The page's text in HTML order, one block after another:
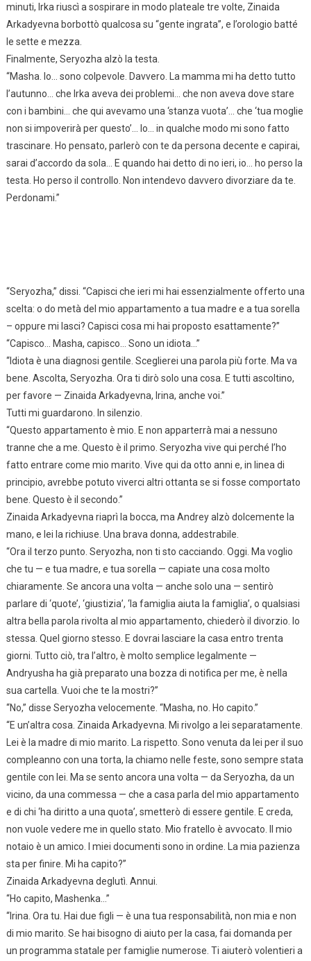
minuti, Irka riuscì a sospirare in modo plateale tre volte, Zinaida
Arkadyevna borbottò qualcosa su “gente ingrata”, e l’orologio batté
le sette e mezza.
Finalmente, Seryozha alzò la testa.
“Masha. Io… sono colpevole. Davvero. La mamma mi ha detto tutto
l’autunno… che Irka aveva dei problemi… che non aveva dove stare
con i bambini… che qui avevamo una ‘stanza vuota’… che ‘tua moglie
non si impoverirà per questo’… Io… in qualche modo mi sono fatto
trascinare. Ho pensato, parlerò con te da persona decente e capirai,
sarai d’accordo da sola… E quando hai detto di no ieri, io… ho perso la
testa. Ho perso il controllo. Non intendevo davvero divorziare da te.
Perdonami.”
“Seryozha,” dissi. “Capisci che ieri mi hai essenzialmente offerto una
scelta: o do metà del mio appartamento a tua madre e a tua sorella
– oppure mi lasci? Capisci cosa mi hai proposto esattamente?”
“Capisco… Masha, capisco… Sono un idiota…”
“Idiota è una diagnosi gentile. Sceglierei una parola più forte. Ma va
bene. Ascolta, Seryozha. Ora ti dirò solo una cosa. E tutti ascoltino,
per favore — Zinaida Arkadyevna, Irina, anche voi.”
Tutti mi guardarono. In silenzio.
“Questo appartamento è mio. E non apparterrà mai a nessuno
tranne che a me. Questo è il primo. Seryozha vive qui perché l’ho
fatto entrare come mio marito. Vive qui da otto anni e, in linea di
principio, avrebbe potuto viverci altri ottanta se si fosse comportato
bene. Questo è il secondo.”
Zinaida Arkadyevna riaprì la bocca, ma Andrey alzò dolcemente la
mano, e lei la richiuse. Una brava donna, addestrabile.
“Ora il terzo punto. Seryozha, non ti sto cacciando. Oggi. Ma voglio
che tu — e tua madre, e tua sorella — capiate una cosa molto
chiaramente. Se ancora una volta — anche solo una — sentirò
parlare di ‘quote’, ‘giustizia’, ‘la famiglia aiuta la famiglia’, o qualsiasi
altra bella parola rivolta al mio appartamento, chiederò il divorzio. Io
stessa. Quel giorno stesso. E dovrai lasciare la casa entro trenta
giorni. Tutto ciò, tra l’altro, è molto semplice legalmente —
Andryusha ha già preparato una bozza di notifica per me, è nella
sua cartella. Vuoi che te la mostri?”
“No,” disse Seryozha velocemente. “Masha, no. Ho capito.”
“E un’altra cosa. Zinaida Arkadyevna. Mi rivolgo a lei separatamente.
Lei è la madre di mio marito. La rispetto. Sono venuta da lei per il suo
compleanno con una torta, la chiamo nelle feste, sono sempre stata
gentile con lei. Ma se sento ancora una volta — da Seryozha, da un
vicino, da una commessa — che a casa parla del mio appartamento
e di chi ‘ha diritto a una quota’, smetterò di essere gentile. E creda,
non vuole vedere me in quello stato. Mio fratello è avvocato. Il mio
notaio è un amico. I miei documenti sono in ordine. La mia pazienza
sta per finire. Mi ha capito?”
Zinaida Arkadyevna deglutì. Annui.
“Ho capito, Mashenka…”
“Irina. Ora tu. Hai due figli — è una tua responsabilità, non mia e non
di mio marito. Se hai bisogno di aiuto per la casa, fai domanda per
un programma statale per famiglie numerose. Ti aiuterò volentieri a